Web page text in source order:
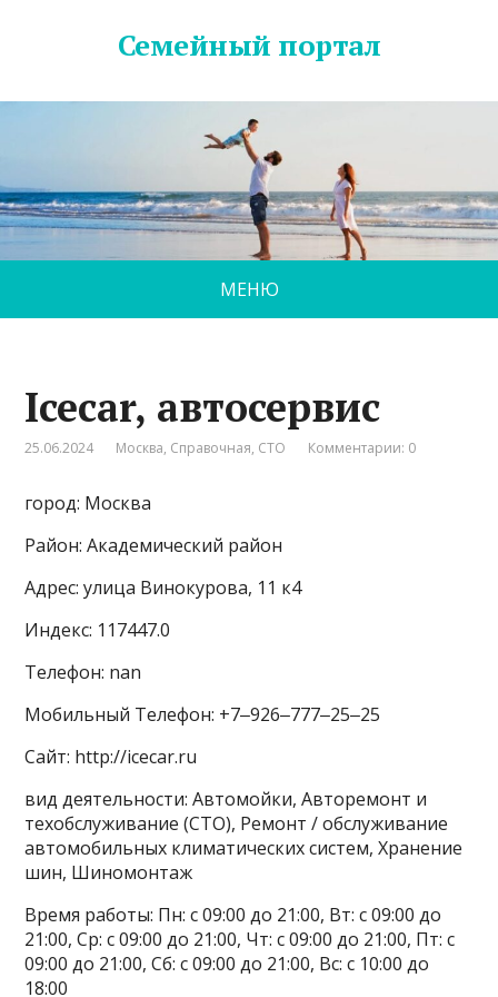
Семейный портал
МЕНЮ
Icecar, автосервис
25.06.2024 Москва, Справочная, СТО Комментарии: 0
город: Москва
Район: Академический район
Адрес: улица Винокурова, 11 к4
Индекс: 117447.0
Телефон: nan
Мобильный Телефон: +7‒926‒777‒25‒25
Сайт: http://icecar.ru
вид деятельности: Автомойки, Авторемонт и
техобслуживание (СТО), Ремонт / обслуживание
автомобильных климатических систем, Хранение
шин, Шиномонтаж
Время работы: Пн: с 09:00 до 21:00, Вт: с 09:00 до
21:00, Ср: с 09:00 до 21:00, Чт: с 09:00 до 21:00, Пт: с
09:00 до 21:00, Сб: с 09:00 до 21:00, Вс: с 10:00 до
18:00